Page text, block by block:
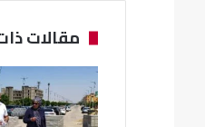
مقالات